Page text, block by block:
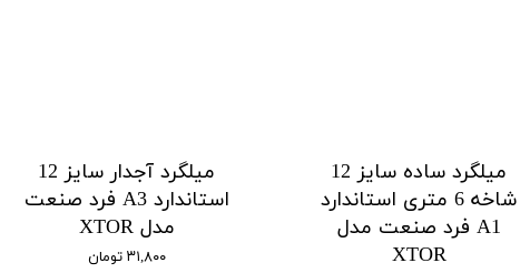
میلگرد ساده سایز 12
شاخه 6 متری استاندارد
A1 فرد صنعت مدل
XTOR
میلگرد آجدار سایز 12
استاندارد A3 فرد صنعت
مدل XTOR
۳۱,۸۰۰ تومان